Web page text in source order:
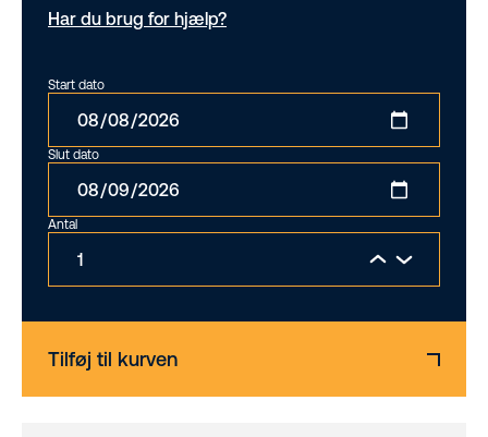
Har du brug for hjælp?
Start dato
Slut dato
Antal
Tilføj til kurven